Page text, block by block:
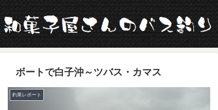
ボートで白子沖～ツバス・カマス
釣果レポート